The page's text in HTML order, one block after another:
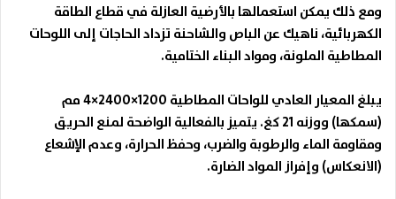
ومع ذلك يمكن استعمالها بالأرضية العازلة في قطاع الطاقة
الكهربائية، ناهيك عن الباص والشاحنة تزداد الحاجات إلى اللوحات
المطاطية الملونة، ومواد البناء الختامية.
يبلغ المعيار العادي للواحات المطاطية 1200×2400×4 مم
(سمكها) ووزنه 21 كغ. يتميز بالفعالية الواضحة لمنع الحريق
ومقاومة الماء والرطوبة والضرب، وحفظ الحرارة، وعدم الإشعاع
(الانعكاس) وإفراز المواد الضارة.